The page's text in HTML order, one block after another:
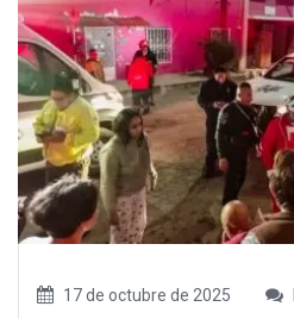
17 de octubre de 2025